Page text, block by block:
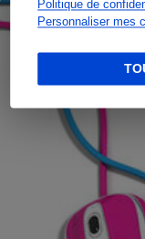
Politique de
Personnaliser mes